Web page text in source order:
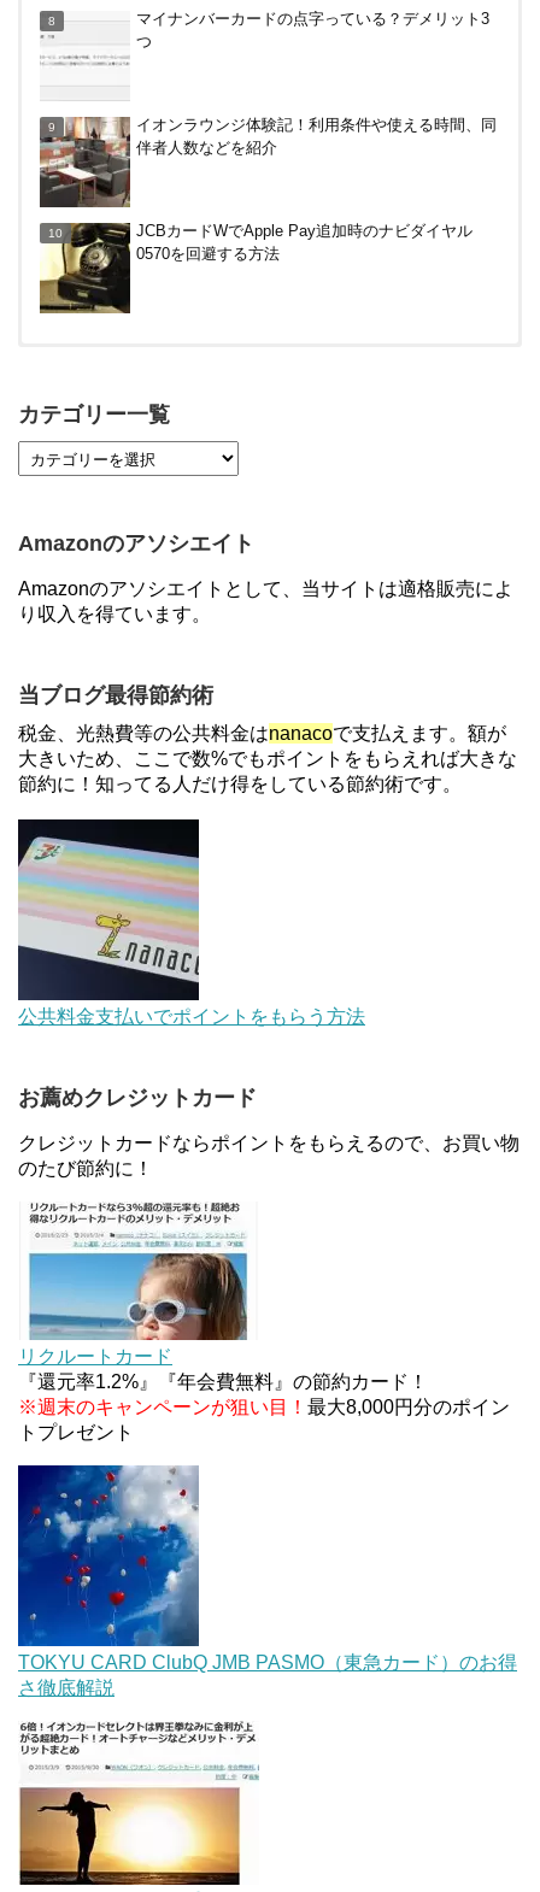
トリ、ビックカメラなど。～7/31
マイナンバーカードの点字っている？デメリット3
つ
イオンラウンジ体験記！利用条件や使える時間、同
伴者人数などを紹介
JCBカードWでApple Pay追加時のナビダイヤル
0570を回避する方法
【7/21まで】エアウォレット(COIN+)で最大98,300
【2倍増量】PayPayカード、まるごとフラットリボ
登録と3回利用で10000ptがもらえるキャンペーン！
3/31まで
ソニーフィナンシャルグループの株主限定！2万円
もらえる口座開設キャンペーン。7/31まで
【対象者限定】楽天ペイで決済すると最大300ポイ
ントキャンペーン！～6/1
【解決】マリオットボンヴォイにログインできな
い、パスワード変更不可の原因はコレでした。
デジタルギフト改悪でいろいろ手数料徴収へ！8/3
～
au Pay等に等価交換できる「えらべるギフト」がフ
ァミリマートとミニストップで登場！WAON1%還
元で新ルート誕生！？
JCBカードWでApple Pay追加時のナビダイヤル
0570を回避する方法
住信SBIネット銀行のデビットカードPoint＋で最大
2%還元！V NEOバンクデビットとどっちが良い？
条件などまとめ
カテゴリー一覧
Amazonのアソシエイト
Amazonのアソシエイトとして、当サイトは適格販売によ
り収入を得ています。
当ブログ最得節約術
税金、光熱費等の公共料金はnanacoで支払えます。額が
大きいため、ここで数%でもポイントをもらえれば大きな
節約に！知ってる人だけ得をしている節約術です。
公共料金支払いでポイントをもらう方法
お薦めクレジットカード
クレジットカードならポイントをもらえるので、お買い物
のたび節約に！
リクルートカード
『還元率1.2%』『年会費無料』の節約カード！
※週末のキャンペーンが狙い目！ 最大8,000円分のポイン
トプレゼント
TOKYU CARD ClubQ JMB PASMO（東急カード）のお得
さ徹底解説